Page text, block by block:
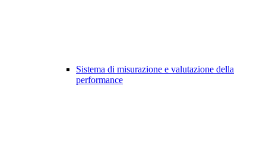
Sistema di misurazione e valutazione della
performance